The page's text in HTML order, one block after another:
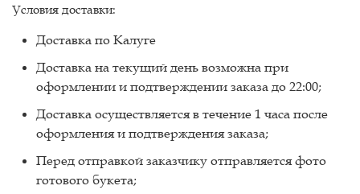
Условия доставки:
Доставка по Калуге
Доставка на текущий день возможна при
оформлении и подтверждении заказа до 22:00;
Доставка осуществляется в течение 1 часа после
оформления и подтверждения заказа;
Перед отправкой заказчику отправляется фото
готового букета;